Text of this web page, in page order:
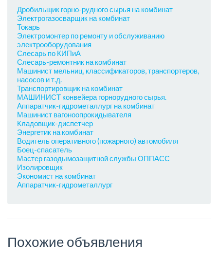
Дробильщик горно-рудного сырья на комбинат
Электрогазосварщик на комбинат
Токарь
Электромонтер по ремонту и обслуживанию
электрооборудования
Слесарь по КИПиА
Слесарь-ремонтник на комбинат
Машинист мельниц, классификаторов, транспортеров,
насосов и т.д.
Транспортировщик на комбинат
МАШИНИСТ конвейера горнорудного сырья.
Аппаратчик-гидрометаллург на комбинат
Машинист вагоноопрокидывателя
Кладовщик-диспетчер
Энергетик на комбинат
Водитель оперативного (пожарного) автомобиля
Боец-спасатель
Мастер газодымозащитной службы ОППАСС
Изолировщик
Экономист на комбинат
Аппаратчик-гидрометаллург
Похожие объявления